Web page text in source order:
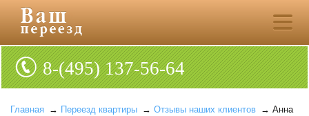
8-(495) 137-56-64
Главная → Переезд квартиры → Отзывы наших клиентов → Анна